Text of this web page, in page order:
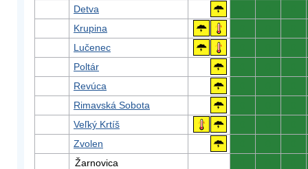
Detva
Krupina
Lučenec
Poltár
Revúca
Rimavská Sobota
Veľký Krtíš
Zvolen
Žarnovica